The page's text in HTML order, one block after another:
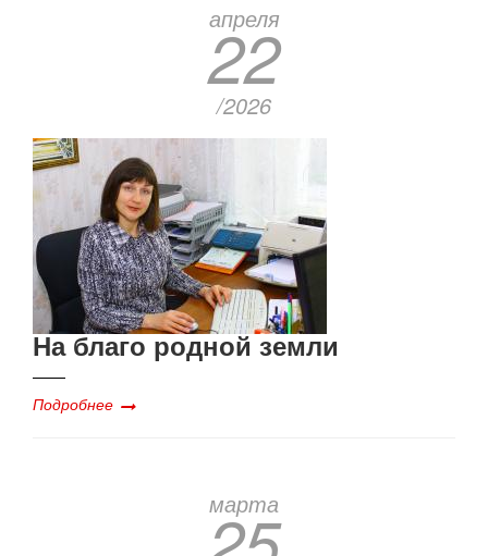
апреля
22
/2026
На благо родной земли
Подробнее
марта